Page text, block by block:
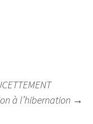
à l’hibernation →